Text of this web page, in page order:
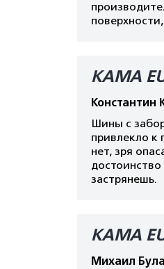
КАМА
Константин
Шины с
привлекло к
нет, зря
застрянешь.
КАМА
Михаил